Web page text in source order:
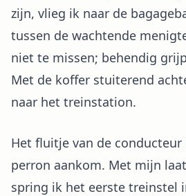
zijn, vlieg ik naar de
tussen de wachtende
niet te missen; behendig
Met de koffer stuiterend
naar het treinstation.
Het fluitje van de
perron aankom. Met mijn
spring ik het eerste treinstel